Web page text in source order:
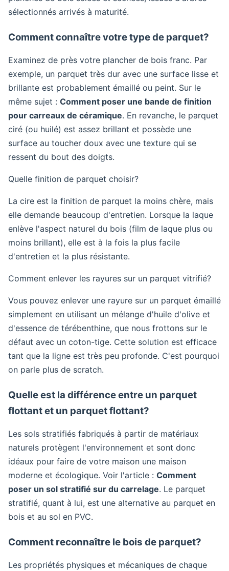
sélectionnés arrivés à maturité.
Comment connaître votre type de parquet?
Examinez de près votre plancher de bois franc. Par
exemple, un parquet très dur avec une surface lisse et
brillante est probablement émaillé ou peint. Sur le
même sujet : Comment poser une bande de finition
pour carreaux de céramique. En revanche, le parquet
ciré (ou huilé) est assez brillant et possède une
surface au toucher doux avec une texture qui se
ressent du bout des doigts.
Quelle finition de parquet choisir?
La cire est la finition de parquet la moins chère, mais
elle demande beaucoup d'entretien. Lorsque la laque
enlève l'aspect naturel du bois (film de laque plus ou
moins brillant), elle est à la fois la plus facile
d'entretien et la plus résistante.
Comment enlever les rayures sur un parquet vitrifié?
Vous pouvez enlever une rayure sur un parquet émaillé
simplement en utilisant un mélange d'huile d'olive et
d'essence de térébenthine, que nous frottons sur le
défaut avec un coton-tige. Cette solution est efficace
tant que la ligne est très peu profonde. C'est pourquoi
on parle plus de scratch.
Quelle est la différence entre un parquet
flottant et un parquet flottant?
Les sols stratifiés fabriqués à partir de matériaux
naturels protègent l'environnement et sont donc
idéaux pour faire de votre maison une maison
moderne et écologique. Voir l'article : Comment
poser un sol stratifié sur du carrelage. Le parquet
stratifié, quant à lui, est une alternative au parquet en
bois et au sol en PVC.
Comment reconnaître le bois de parquet?
Les propriétés physiques et mécaniques de chaque